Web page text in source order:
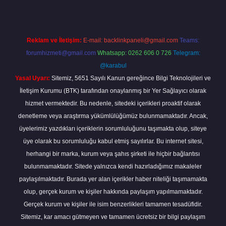
Reklam ve İletişim: E-mail: backlinkpaneli@gmail.com Teams:
forumhizmeti@gmail.com Whatsapp: 0262 606 0 726 Telegram:
@karabul
Yasal Uyarı: Sitemiz, 5651 Sayılı Kanun gereğince Bilgi Teknolojileri ve
İletişim Kurumu (BTK) tarafından onaylanmış bir Yer Sağlayıcı olarak
hizmet vermektedir. Bu nedenle, sitedeki içerikleri proaktif olarak
denetleme veya araştırma yükümlülüğümüz bulunmamaktadır. Ancak,
üyelerimiz yazdıkları içeriklerin sorumluluğunu taşımakta olup, siteye
üye olarak bu sorumluluğu kabul etmiş sayılırlar. Bu internet sitesi,
herhangi bir marka, kurum veya şahıs şirketi ile hiçbir bağlantısı
bulunmamaktadır. Sitede yalnızca kendi hazırladığımız makaleler
paylaşılmaktadır. Burada yer alan içerikler haber niteliği taşımamakta
olup, gerçek kurum ve kişiler hakkında paylaşım yapılmamaktadır.
Gerçek kurum ve kişiler ile isim benzerlikleri tamamen tesadüfidir.
Sitemiz, kar amacı gütmeyen ve tamamen ücretsiz bir bilgi paylaşım